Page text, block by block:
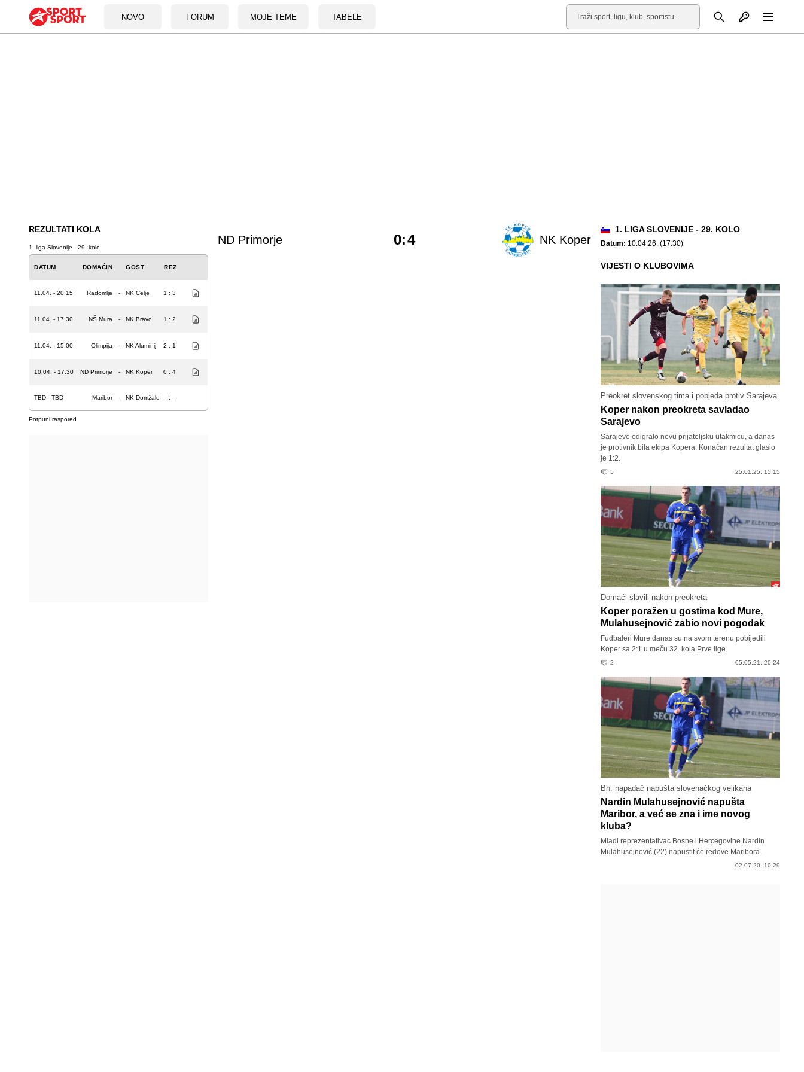
NOVO FORUM MOJE TEME TABELE
Pretraga Otvori profil
REZULTATI KOLA
1. liga Slovenije - 29. kolo
DATUM DOMAĆIN GOST REZ
11.04. - 20:15 Radomlje - NK Celje 1 : 3
11.04. - 17:30 NŠ Mura - NK Bravo 1 : 2
11.04. - 15:00 Olimpija - NK Aluminij 2 : 1
10.04. - 17:30 ND Primorje - NK Koper 0 : 4
TBD - TBD Maribor - NK Domžale - : -
Potpuni raspored
ND Primorje NK Koper
0:4
1. LIGA SLOVENIJE - 29. KOLO
Datum: 10.04.26. (17:30)
VIJESTI O KLUBOVIMA
Preokret slovenskog tima i pobjeda protiv Sarajeva
Koper nakon preokreta savladao
Sarajevo
Sarajevo odigralo novu prijateljsku utakmicu, a danas
je protivnik bila ekipa Kopera. Konačan rezultat glasio
je 1:2.
5 25.01.25. 15:15
Domaći slavili nakon preokreta
Koper poražen u gostima kod Mure,
Mulahusejnović zabio novi pogodak
Fudbaleri Mure danas su na svom terenu pobijedili
Koper sa 2:1 u meču 32. kola Prve lige.
2 05.05.21. 20:24
Bh. napadač napušta slovenačkog velikana
Nardin Mulahusejnović napušta
Maribor, a već se zna i ime novog
kluba?
Mladi reprezentativac Bosne i Hercegovine Nardin
Mulahusejnović (22) napustit će redove Maribora.
02.07.20. 10:29